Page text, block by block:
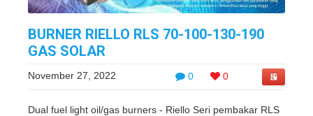
BURNER RIELLO RLS 70-100-130-190
GAS SOLAR
0 0
November 27, 2022
Dual fuel light oil/gas burners - Riello Seri pembakar RLS